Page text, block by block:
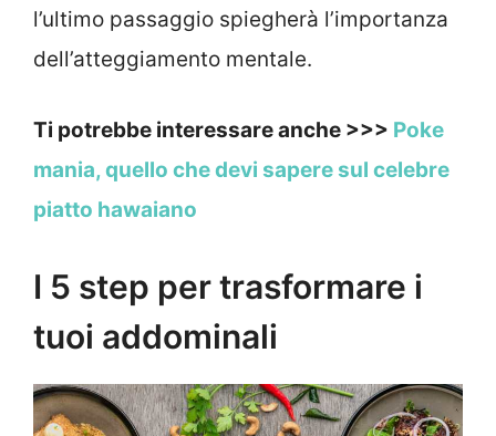
l’ultimo passaggio spiegherà l’importanza
dell’atteggiamento mentale.
Ti potrebbe interessare anche >>> Poke
mania, quello che devi sapere sul celebre
piatto hawaiano
I 5 step per trasformare i
tuoi addominali